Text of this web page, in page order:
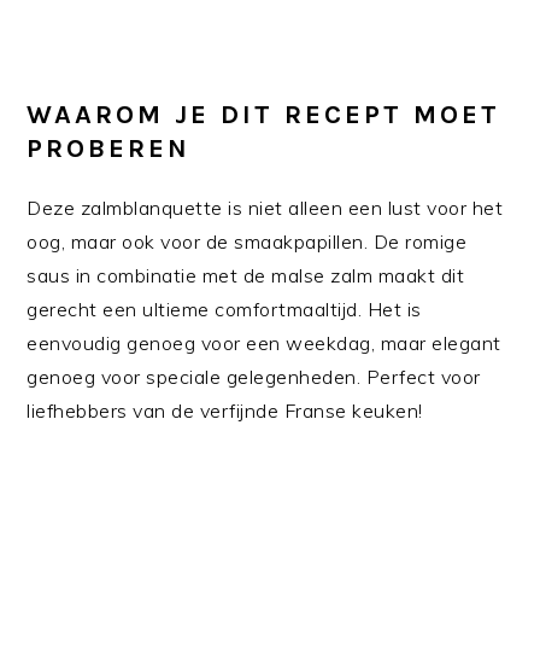
WAAROM JE DIT RECEPT MOET
PROBEREN
Deze zalmblanquette is niet alleen een lust voor het
oog, maar ook voor de smaakpapillen. De romige
saus in combinatie met de malse zalm maakt dit
gerecht een ultieme comfortmaaltijd. Het is
eenvoudig genoeg voor een weekdag, maar elegant
genoeg voor speciale gelegenheden. Perfect voor
liefhebbers van de verfijnde Franse keuken!